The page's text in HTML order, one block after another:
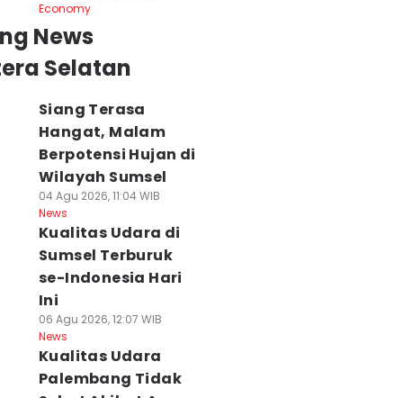
Economy
News
Selatan
Siang Terasa
Hangat, Malam
Berpotensi Hujan di
Wilayah Sumsel
04 Agu 2026, 11:04 WIB
News
Kualitas Udara di
Sumsel Terburuk
se-Indonesia Hari
Ini
06 Agu 2026, 12:07 WIB
News
Kualitas Udara
Palembang Tidak